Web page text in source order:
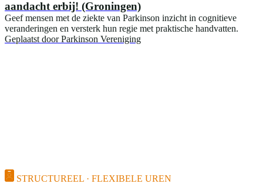
aandacht erbij! (Groningen)
Geef mensen met de ziekte van Parkinson inzicht in cognitieve
veranderingen en versterk hun regie met praktische handvatten.
Geplaatst door Parkinson Vereniging
STRUCTUREEL · FLEXIBELE UREN